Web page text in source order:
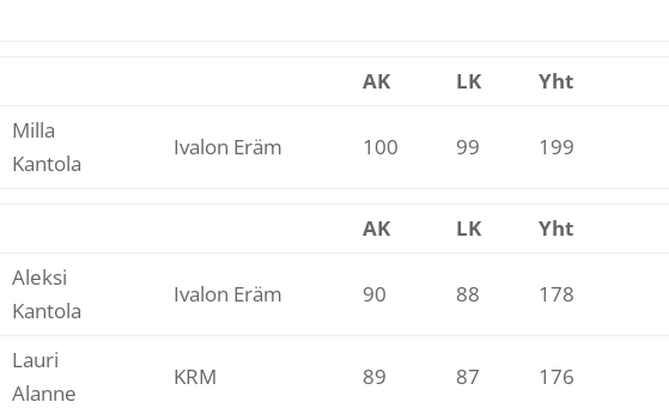
AK LK Yht
Milla
Kantola
Ivalon Eräm 100 99 199
AK LK Yht
Aleksi
Kantola
Ivalon Eräm 90 88 178
Lauri
Alanne
KRM 89 87 176